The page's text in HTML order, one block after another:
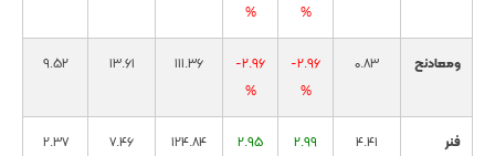
%
%
ومعادنح 0.83
-2.96
%
-2.96
%
111.36
13.61
9.52
فنر 4.41
2.99
2.95
124.84
7.46
2.37